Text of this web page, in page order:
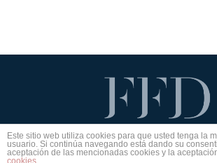
Aviso legal Política de privacidad
Este sitio web utiliza cookies para que usted tenga la
usuario. Si continúa navegando está dando su
aceptación de las mencionadas cookies y la
cookies